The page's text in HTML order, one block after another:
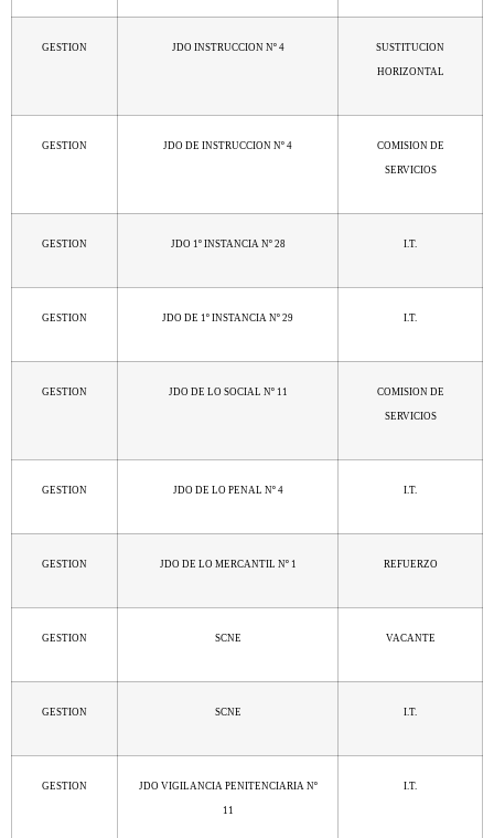
GESTION JDO INSTRUCCION Nº 4 SUSTITUCION
HORIZONTAL
GESTION JDO DE INSTRUCCION Nº 4 COMISION DE
SERVICIOS
GESTION JDO 1º INSTANCIA Nº 28 I.T.
GESTION JDO DE 1º INSTANCIA Nº 29 I.T.
GESTION JDO DE LO SOCIAL Nº 11 COMISION DE
SERVICIOS
GESTION JDO DE LO PENAL Nº 4 I.T.
GESTION JDO DE LO MERCANTIL Nº 1 REFUERZO
GESTION SCNE VACANTE
GESTION SCNE I.T.
GESTION JDO VIGILANCIA PENITENCIARIA Nº
11
I.T.